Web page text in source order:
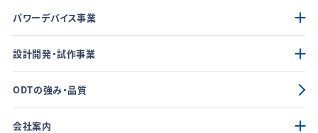
パワーデバイス事業
設計開発・試作事業
ODTの強み・品質
会社案内